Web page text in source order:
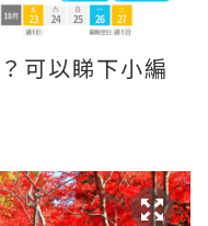
可以睇下小編